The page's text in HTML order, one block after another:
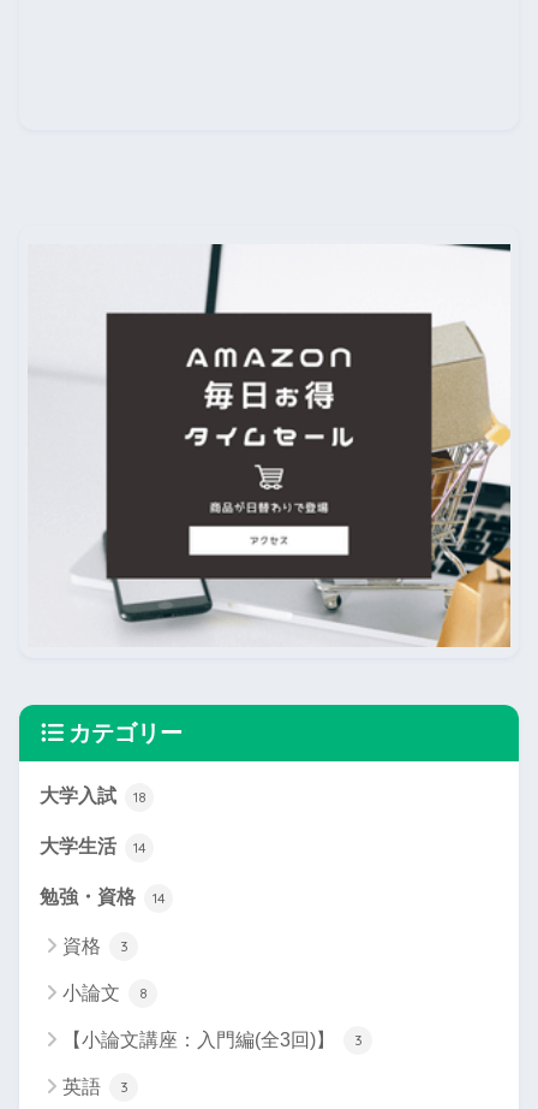
カテゴリー
大学入試 18
大学生活 14
勉強・資格 14
資格 3
小論文 8
【小論文講座：入門編(全3回)】 3
英語 3